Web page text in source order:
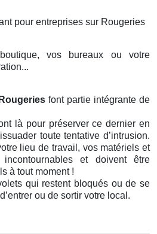
pour entreprises sur Rougeries
vos bureaux ou votre
font partie intégrante de
là pour préserver ce dernier en
toute tentative d’intrusion.
lieu de travail, vos matériels et
et doivent être
à tout moment !
qui restent bloqués ou de se
ou de sortir votre local.